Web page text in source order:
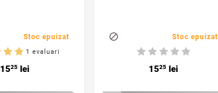
Stoc epuizat
1 evaluari
1525 lei
 Stoc epuizat
1525 lei